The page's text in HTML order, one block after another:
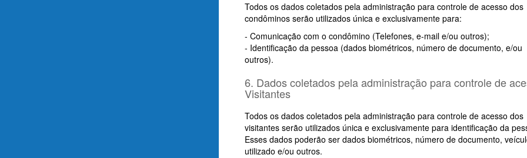
Todos os dados coletados pela administração para controle de acesso dos
condôminos serão utilizados única e exclusivamente para:
- Comunicação com o condômino (Telefones, e-mail e/ou outros);
- Identificação da pessoa (dados biométricos, número de documento, e/ou
outros).
6. Dados coletados pela administração para controle de
Visitantes
Todos os dados coletados pela administração para controle de acesso dos
visitantes serão utilizados única e exclusivamente para identificação da
Esses dados poderão ser dados biométricos, número de documento,
utilizado e/ou outros.